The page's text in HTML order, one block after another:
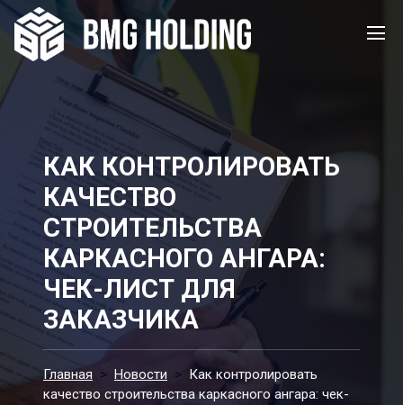
КАК КОНТРОЛИРОВАТЬ
КАЧЕСТВО
СТРОИТЕЛЬСТВА
КАРКАСНОГО АНГАРА:
ЧЕК-ЛИСТ ДЛЯ
ЗАКАЗЧИКА
Главная > Новости > Как контролировать
качество строительства каркасного ангара: чек-